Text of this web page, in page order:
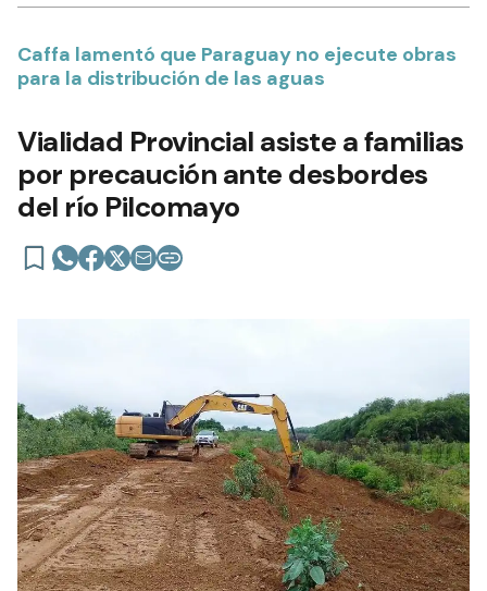
Caffa lamentó que Paraguay no ejecute obras
para la distribución de las aguas
Vialidad Provincial asiste a familias
por precaución ante desbordes
del río Pilcomayo